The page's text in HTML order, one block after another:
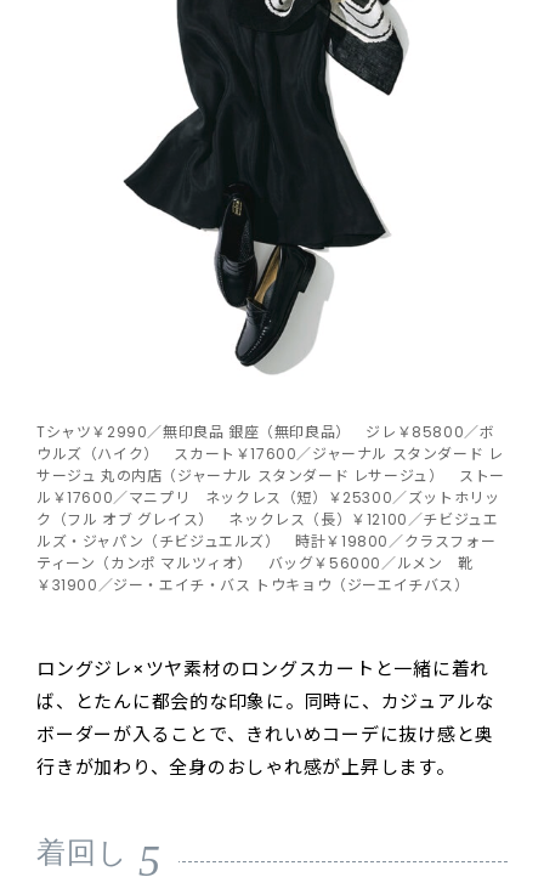
Tシャツ￥2990／無印良品 銀座（無印良品） ジレ￥85800／ボ
ウルズ（ハイク） スカート￥17600／ジャーナル スタンダード レ
サージュ 丸の内店（ジャーナル スタンダード レサージュ） ストー
ル￥17600／マニプリ ネックレス（短）￥25300／ズットホリッ
ク（フル オブ グレイス） ネックレス（長）￥12100／チビジュエ
ルズ・ジャパン（チビジュエルズ） 時計￥19800／クラスフォー
ティーン（カンポ マルツィオ） バッグ￥56000／ルメン 靴
￥31900／ジー・エイチ・バス トウキョウ（ジーエイチバス）
ロングジレ×ツヤ素材のロングスカートと一緒に着れ
ば、とたんに都会的な印象に。同時に、カジュアルな
ボーダーが入ることで、きれいめコーデに抜け感と奥
行きが加わり、全身のおしゃれ感が上昇します。
着回し 5